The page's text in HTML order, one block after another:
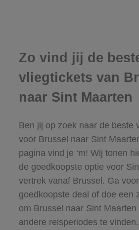
Zo vind jij de
vliegtickets van
naar Sint Maarten
Ben jij op zoek naar de beste
voor Brussel naar Sint
pagina vind je ‘m! Wij tonen
de goedkoopste optie voor
vertrek vanaf Brussel. Ga
goedkoopste deal of doe een
om Brussel naar Sint Maarten
andere reisperiodes te